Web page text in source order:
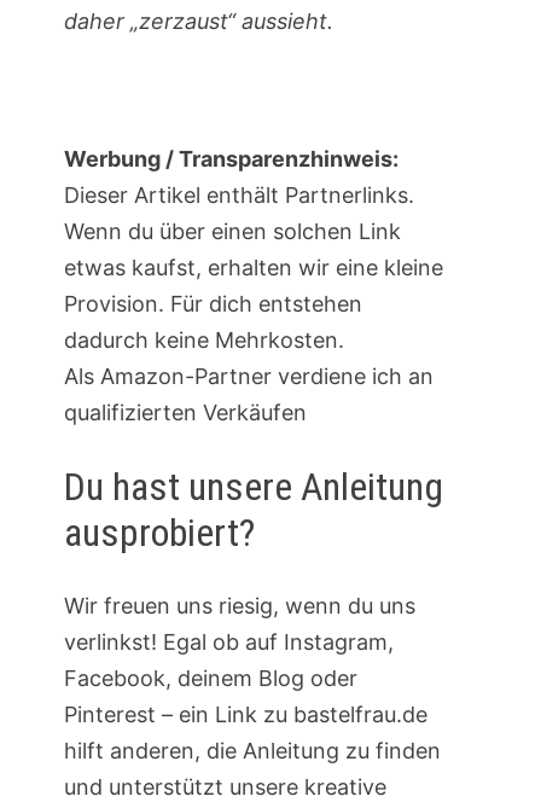
daher „zerzaust“ aussieht.
Werbung / Transparenzhinweis:
Dieser Artikel enthält Partnerlinks.
Wenn du über einen solchen Link
etwas kaufst, erhalten wir eine kleine
Provision. Für dich entstehen
dadurch keine Mehrkosten.
Als Amazon-Partner verdiene ich an
qualifizierten Verkäufen
Du hast unsere Anleitung
ausprobiert?
Wir freuen uns riesig, wenn du uns
verlinkst! Egal ob auf Instagram,
Facebook, deinem Blog oder
Pinterest – ein Link zu bastelfrau.de
hilft anderen, die Anleitung zu finden
und unterstützt unsere kreative